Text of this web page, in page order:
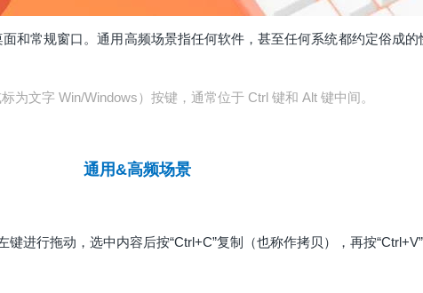
和常规窗口。通用高频场景指任何软件，甚至任何系统都约定俗成
为文字 Win/Windows）按键，通常位于 Ctrl 键和 Alt 键中间。
通用&高频场景
进行拖动，选中内容后按“Ctrl+C”复制（也称作拷贝），再按“Ctrl+V”